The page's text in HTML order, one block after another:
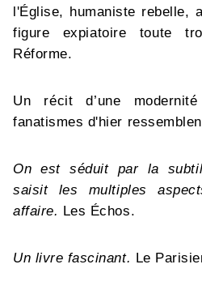
l'Église, humaniste rebelle,
figure expiatoire toute
Réforme.
Un récit d’une
fanatismes d'hier
On est séduit par la
saisit les multiples
affaire. Les Échos.
Un livre fascinant. Le